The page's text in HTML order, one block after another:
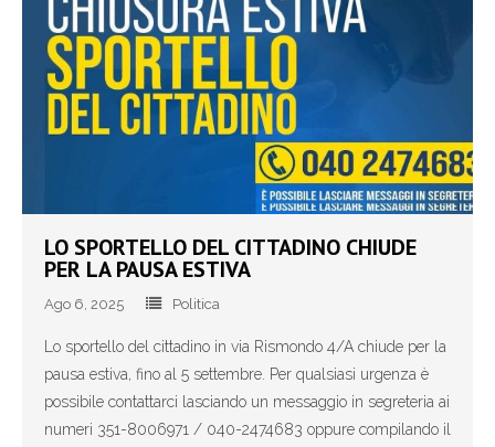
LO SPORTELLO DEL CITTADINO CHIUDE
PER LA PAUSA ESTIVA
Ago 6, 2025 Politica
Lo sportello del cittadino in via Rismondo 4/A chiude per la
pausa estiva, fino al 5 settembre. Per qualsiasi urgenza è
possibile contattarci lasciando un messaggio in segreteria ai
numeri 351-8006971 / 040-2474683 oppure compilando il